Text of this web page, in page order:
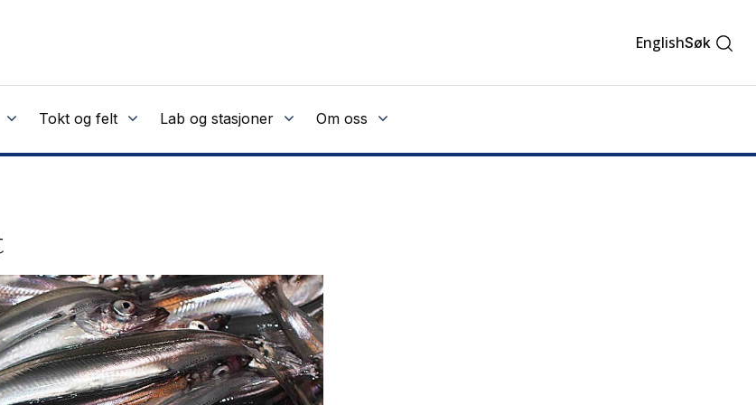
EnglishSøk
Tokt og felt Lab og stasjoner Om oss